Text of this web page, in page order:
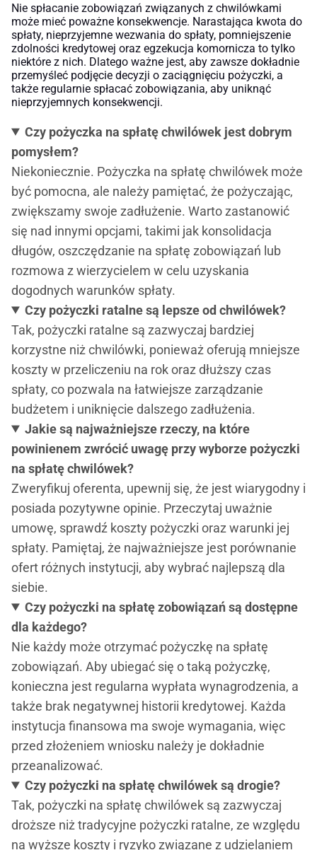
Nie spłacanie zobowiązań związanych z chwilówkami
może mieć poważne konsekwencje. Narastająca kwota do
spłaty, nieprzyjemne wezwania do spłaty, pomniejszenie
zdolności kredytowej oraz egzekucja komornicza to tylko
niektóre z nich. Dlatego ważne jest, aby zawsze dokładnie
przemyśleć podjęcie decyzji o zaciągnięciu pożyczki, a
także regularnie spłacać zobowiązania, aby uniknąć
nieprzyjemnych konsekwencji.
Czy pożyczka na spłatę chwilówek jest dobrym
pomysłem?
Niekoniecznie. Pożyczka na spłatę chwilówek może
być pomocna, ale należy pamiętać, że pożyczając,
zwiększamy swoje zadłużenie. Warto zastanowić
się nad innymi opcjami, takimi jak konsolidacja
długów, oszczędzanie na spłatę zobowiązań lub
rozmowa z wierzycielem w celu uzyskania
dogodnych warunków spłaty.
Czy pożyczki ratalne są lepsze od chwilówek?
Tak, pożyczki ratalne są zazwyczaj bardziej
korzystne niż chwilówki, ponieważ oferują mniejsze
koszty w przeliczeniu na rok oraz dłuższy czas
spłaty, co pozwala na łatwiejsze zarządzanie
budżetem i uniknięcie dalszego zadłużenia.
Jakie są najważniejsze rzeczy, na które
powinienem zwrócić uwagę przy wyborze pożyczki
na spłatę chwilówek?
Zweryfikuj oferenta, upewnij się, że jest wiarygodny i
posiada pozytywne opinie. Przeczytaj uważnie
umowę, sprawdź koszty pożyczki oraz warunki jej
spłaty. Pamiętaj, że najważniejsze jest porównanie
ofert różnych instytucji, aby wybrać najlepszą dla
siebie.
Czy pożyczki na spłatę zobowiązań są dostępne
dla każdego?
Nie każdy może otrzymać pożyczkę na spłatę
zobowiązań. Aby ubiegać się o taką pożyczkę,
konieczna jest regularna wypłata wynagrodzenia, a
także brak negatywnej historii kredytowej. Każda
instytucja finansowa ma swoje wymagania, więc
przed złożeniem wniosku należy je dokładnie
przeanalizować.
Czy pożyczki na spłatę chwilówek są drogie?
Tak, pożyczki na spłatę chwilówek są zazwyczaj
droższe niż tradycyjne pożyczki ratalne, ze względu
na wyższe koszty i ryzyko związane z udzielaniem